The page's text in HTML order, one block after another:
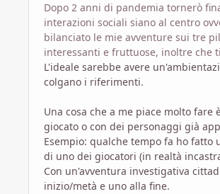
Dopo 2 anni di pandemia tornerò
interazioni sociali siano al centro
bilanciato le mie avventure sui tre
interessanti e fruttuose, inoltre che
L'ideale sarebbe avere
colgano i riferimenti.
Una cosa che a me piace molto
giocato o con dei personaggi già
Esempio: qualche tempo fa ho fatto
di uno dei giocatori (in realtà
Con un'avventura investigativa
inizio/metà e uno alla fine.